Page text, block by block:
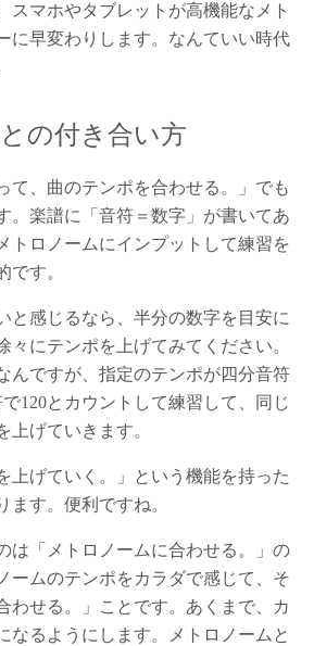
スマホやタブレットが高機能なメト
に早変わりします。なんていい時代
の付き合い方
て、曲のテンポを合わせる。」でも
。楽譜に「音符＝数字」が書いてあ
トロノームにインプットして練習を
です。
と感じるなら、半分の数字を目安に
々にテンポを上げてみてください。
んですが、指定のテンポが四分音符
120とカウントして練習して、同じ
上げていきます。
上げていく。」という機能を持った
ます。便利ですね。
は「メトロノームに合わせる。」の
ームのテンポをカラダで感じて、そ
わせる。」ことです。あくまで、カ
なるようにします。メトロノームと